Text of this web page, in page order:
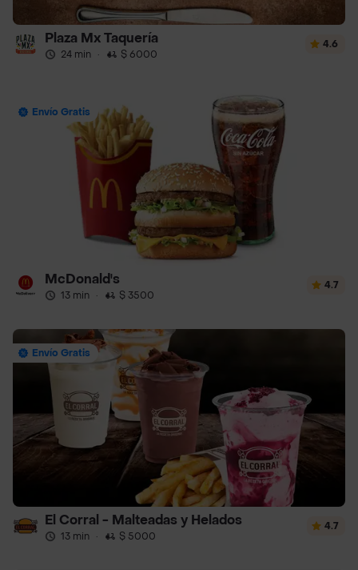
Plaza Mx Taquería
24 min · $ 6000
4.6
Envío Gratis
McDonald's
13 min · $ 3500
4.7
Envío Gratis
El Corral - Malteadas y Helados
13 min · $ 5000
4.7